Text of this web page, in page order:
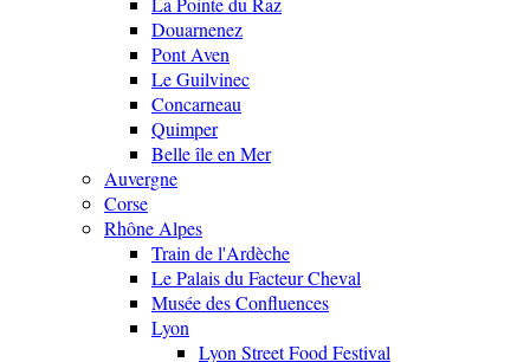
Douarnenez
Pont Aven
Le Guilvinec
Concarneau
Quimper
Belle île en Mer
Auvergne
Corse
Rhône Alpes
Train de l'Ardèche
Le Palais du Facteur Cheval
Musée des Confluences
Lyon
Lyon Street Food Festival